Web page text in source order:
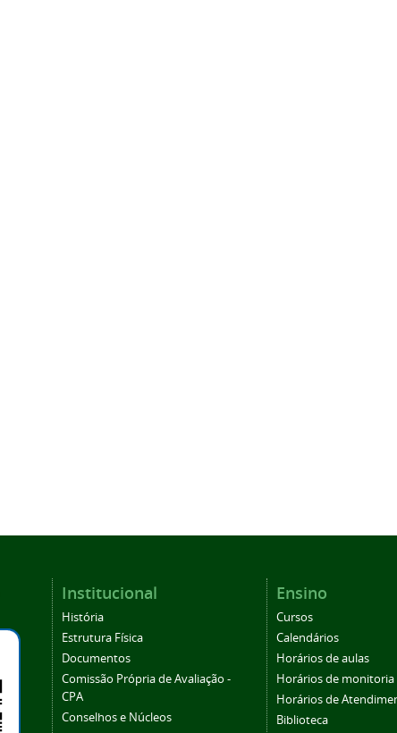
Institucional
História
Estrutura Física
Documentos
Comissão Própria de Avaliação -
CPA
Conselhos e Núcleos
Ensino
Cursos
Calendários
Horários de aulas
Horários de monitoria
Horários de
Biblioteca